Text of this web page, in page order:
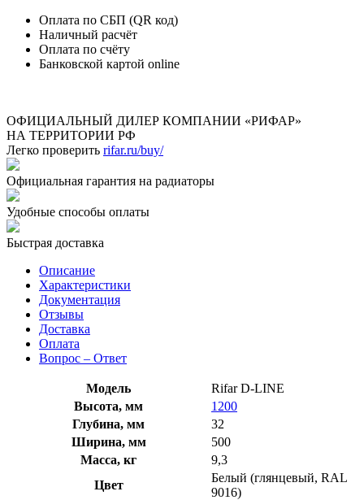
Оплата по СБП (QR код)
Наличный расчёт
Оплата по счёту
Банковской картой online
ОФИЦИАЛЬНЫЙ ДИЛЕР КОМПАНИИ «РИФАР»
НА ТЕРРИТОРИИ РФ
Легко проверить rifar.ru/buy/
Официальная гарантия на радиаторы
Удобные способы оплаты
Быстрая доставка
Описание
Характеристики
Документация
Отзывы
Доставка
Оплата
Вопрос – Ответ
Модель
Rifar D-LINE
Высота, мм
1200
Глубина, мм
32
Ширина, мм
500
Масса, кг
9,3
Цвет
Белый (глянцевый, RAL
9016)